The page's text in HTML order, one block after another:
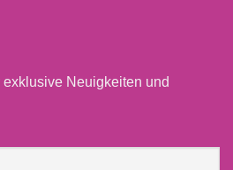
Neuigkeiten und